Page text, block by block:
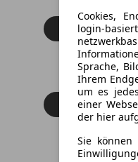
Cookies,
login-
Sprache,
Ihrem
um es
einer
der hier
Sie